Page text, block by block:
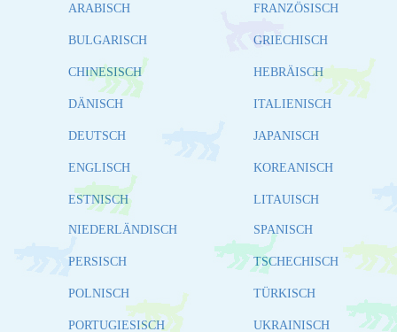
ARABISCH
BULGARISCH
CHINESISCH
DÄNISCH
DEUTSCH
ENGLISCH
ESTNISCH
FRANZÖSISCH
GRIECHISCH
HEBRÄISCH
ITALIENISCH
JAPANISCH
KOREANISCH
LITAUISCH
NIEDERLÄNDISCH
PERSISCH
POLNISCH
PORTUGIESISCH
SPANISCH
TSCHECHISCH
TÜRKISCH
UKRAINISCH